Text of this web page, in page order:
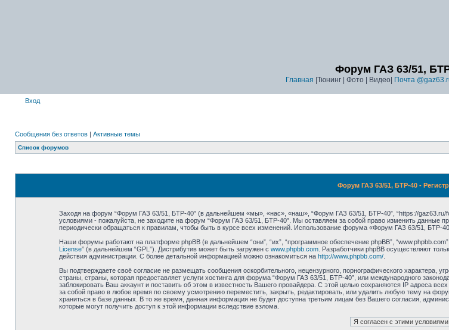
Форум ГАЗ 63/51,
Главная |Тюнинг | Фото | Видео| Почта
Вход
Сообщения без ответов | Активные темы
Список форумов
Форум ГАЗ 63/51, БТР-40 -
Заходя на форум “Форум ГАЗ 63/51, БТР-40” (в дальнейшем «мы», «нас», «наш», “Форум ГАЗ 63/51, БТР-40”, “https://
условиями - пожалуйста, не заходите на форум “Форум ГАЗ 63/51, БТР-40”. Мы оставляем за собой право изменить
периодически обращаться к правилам, чтобы быть в курсе всех изменений. Использование форума «Форум ГАЗ 63/51, БТР-
Наши форумы работают на платформе phpBB (в дальнейшем “они”, “их”, “программное обеспечение phpBB”,
License” (в дальнейшем “GPL”). Дистрибутив может быть загружен с www.phpbb.com. Разработчики phpBB осуществляют
действия администрации. С более детальной информацией можно ознакомиться на http://www.phpbb.com/.
Вы подтверждаете своё согласие не размещать сообщения оскорбительного, нецензурного, порнографического
страны, страны, которая предоставляет услуги хостинга для форума “Форум ГАЗ 63/51, БТР-40”, или международного
заблокировать Ваш аккаунт и поставить об этом в известность Вашего провайдера. С этой целью сохраняются IP адреса
за собой право в любое время по своему усмотрению переместить, закрыть, редактировать, или удалить любую тему на
храниться в базе данных. В то же время, данная информация не будет доступна третьим лицам без Вашего согласия,
которые могут получить доступ к этой информации вследствие взлома.